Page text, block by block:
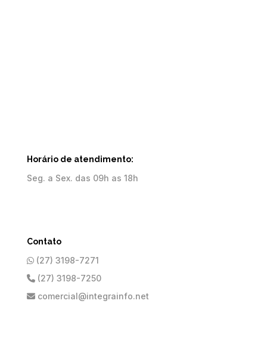
Horário de atendimento:
Seg. a Sex. das 09h as 18h
Contato
(27) 3198-7271
(27) 3198-7250
comercial@integrainfo.net